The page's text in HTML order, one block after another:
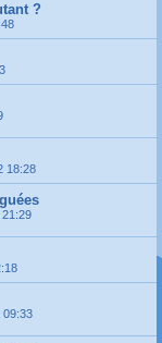
?
18:28
09:33